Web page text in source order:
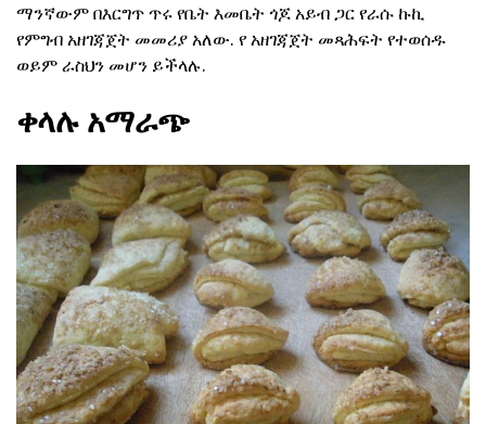
ማንኛውም በእርግጥ ጥሩ የቤት እመቤት ጎጆ አይብ ጋር የራሱ ኩኪ
የምግብ አዘገጃጀት መመሪያ አለው. የ አዘገጃጀት መጻሕፍት የተወሰዱ
ወይም ራስህን መሆን ይችላሉ.
ቀላሉ አማራጭ